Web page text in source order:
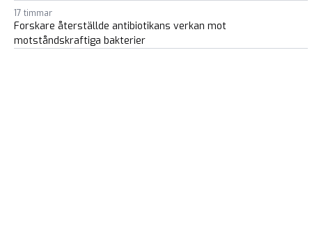
17 timmar
Forskare återställde antibiotikans verkan mot
motståndskraftiga bakterier